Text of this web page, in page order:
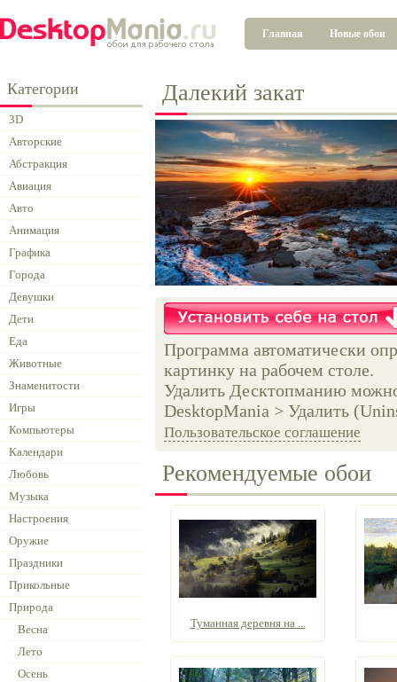
Главная Новые обои
Категории
3D
Авторские
Абстракция
Авиация
Авто
Анимация
Графика
Города
Девушки
Дети
Еда
Животные
Знаменитости
Игры
Компьютеры
Календари
Любовь
Музыка
Настроения
Оружие
Праздники
Прикольные
Природа
Весна
Лето
Осень
Далекий закат
Программа автоматически
картинку на рабочем столе.
Удалить Десктопманию
DesktopMania > Удалить
Пользовательское соглашение
Рекомендуемые обои
Туманная деревня на ...